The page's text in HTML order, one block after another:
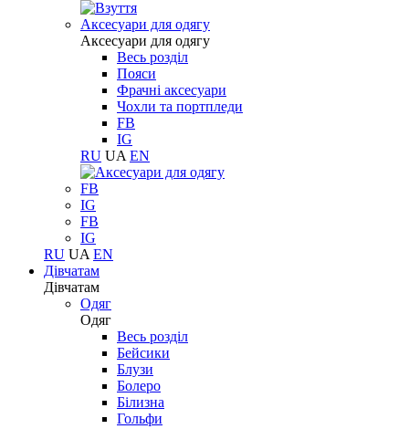
Aксесуари для одягу
Aксесуари для одягу
Весь розділ
Пояси
Фрачні аксесуари
Чохли та портпледи
FB
IG
RU UA EN
FB
IG
FB
IG
RU UA EN
Дівчатам
Дівчатам
Одяг
Одяг
Весь розділ
Бейсики
Блузи
Болеро
Білизна
Гольфи